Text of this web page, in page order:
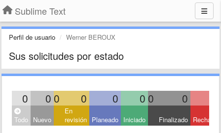
Sublime Text
Perfil de usuario Werner BEROUX
Sus solicitudes por estado
0 0 0 0 0 0 0 0
Todo Nuevo
En
revisión Planeado Iniciado Finalizado